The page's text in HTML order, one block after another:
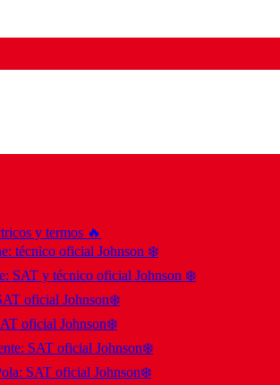
y termos 🔥
técnico oficial Johnson ❄️
SAT y técnico oficial Johnson ❄️
oficial Johnson❄️
oficial Johnson❄️
SAT oficial Johnson❄️
SAT oficial Johnson❄️